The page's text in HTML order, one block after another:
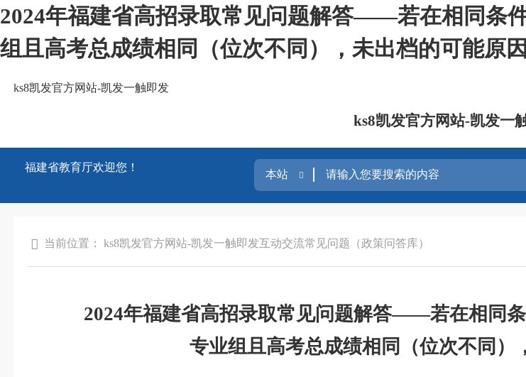
2024年福建省高招录取常见问题解答——若在相同条
组且高考总成绩相同（位次不同），未出档的可能原
ks8凯发官方网站-凯发一触即发
ks8凯发官方网站-凯发一
福建省教育厅欢迎您！
当前位置： ks8凯发官方网站-凯发一触即发互动交流常见问题（政策问答库）
2024年福建省高招录取常见问题解答——若在相同
专业组且高考总成绩相同（位次不同）